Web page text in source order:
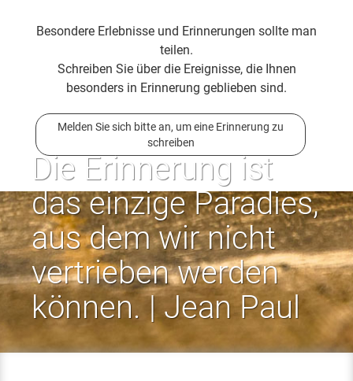
Besondere Erlebnisse und Erinnerungen sollte man
teilen.
Schreiben Sie über die Ereignisse, die Ihnen
besonders in Erinnerung geblieben sind.
Melden Sie sich bitte an, um eine Erinnerung zu
schreiben
Die Erinnerung ist
das einzige Paradies,
aus dem wir nicht
vertrieben werden
können. | Jean Paul